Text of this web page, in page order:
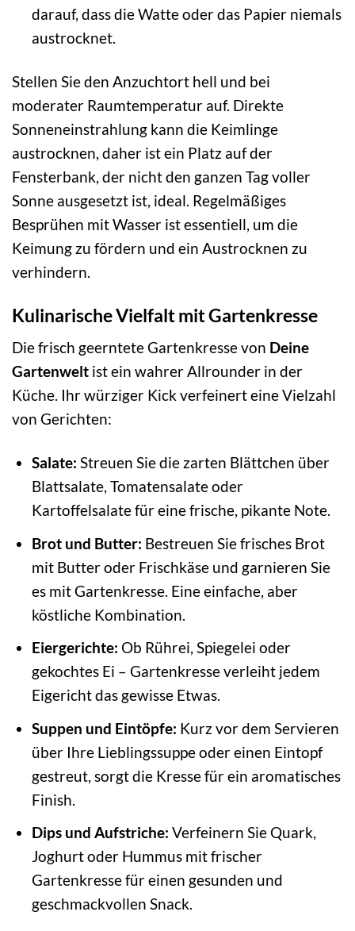
darauf, dass die Watte oder das Papier niemals
austrocknet.
Stellen Sie den Anzuchtort hell und bei
moderater Raumtemperatur auf. Direkte
Sonneneinstrahlung kann die Keimlinge
austrocknen, daher ist ein Platz auf der
Fensterbank, der nicht den ganzen Tag voller
Sonne ausgesetzt ist, ideal. Regelmäßiges
Besprühen mit Wasser ist essentiell, um die
Keimung zu fördern und ein Austrocknen zu
verhindern.
Kulinarische Vielfalt mit Gartenkresse
Die frisch geerntete Gartenkresse von Deine
Gartenwelt ist ein wahrer Allrounder in der
Küche. Ihr würziger Kick verfeinert eine Vielzahl
von Gerichten:
Salate: Streuen Sie die zarten Blättchen über
Blattsalate, Tomatensalate oder
Kartoffelsalate für eine frische, pikante Note.
Brot und Butter: Bestreuen Sie frisches Brot
mit Butter oder Frischkäse und garnieren Sie
es mit Gartenkresse. Eine einfache, aber
köstliche Kombination.
Eiergerichte: Ob Rührei, Spiegelei oder
gekochtes Ei – Gartenkresse verleiht jedem
Eigericht das gewisse Etwas.
Suppen und Eintöpfe: Kurz vor dem Servieren
über Ihre Lieblingssuppe oder einen Eintopf
gestreut, sorgt die Kresse für ein aromatisches
Finish.
Dips und Aufstriche: Verfeinern Sie Quark,
Joghurt oder Hummus mit frischer
Gartenkresse für einen gesunden und
geschmackvollen Snack.